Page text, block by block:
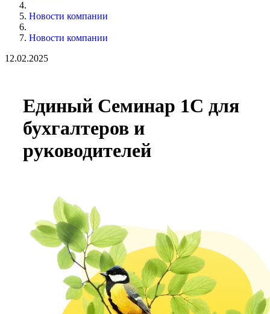
Новости компании
Новости компании
12.02.2025
Единый Семинар 1С для
бухгалтеров и
руководителей